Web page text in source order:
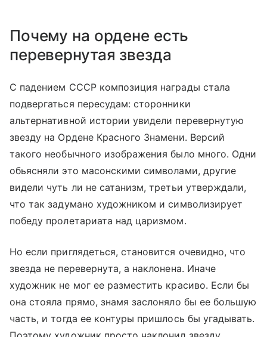
Почему на ордене есть
перевернутая звезда
С падением СССР композиция награды стала
подвергаться пересудам: сторонники
альтернативной истории увидели перевернутую
звезду на Ордене Красного Знамени. Версий
такого необычного изображения было много. Одни
обьясняли это масонскими символами, другие
видели чуть ли не сатанизм, третьи утверждали,
что так задумано художником и символизирует
победу пролетариата над царизмом.
Но если приглядеться, становится очевидно, что
звезда не перевернута, а наклонена. Иначе
художник не мог ее разместить красиво. Если бы
она стояла прямо, знамя заслоняло бы ее большую
часть, и тогда ее контуры пришлось бы угадывать.